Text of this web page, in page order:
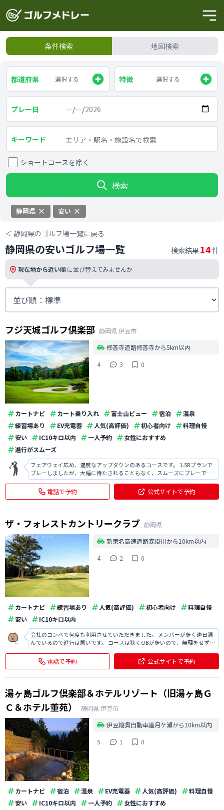
条件検索 地図検索
都道府県 選択する 特徴 選択する
プレー日
キーワード
ショートコースを除く
検索
静岡県 安い
＜ 静岡県のゴルフ場一覧に戻る
静岡県の安いゴルフ場一覧 検索結果 14件
現在地から近い順に並び替えてみませんか
フジ天城ゴルフ倶楽部 静岡県伊豆市
修善寺道路修善寺から5km以内
4
3 0
カートナビ カート乗り入れ 富士山ビュー 宿泊
温泉
練習場あり
EV充電器 人気(高評価) 初心者向け
料理自慢
安い
IC10キロ以内 一人予約
女性におすすめ
進行がスムーズ
フェアウェイ広め、適度なアップダウンのあるコースです。 1.5Rプランで
プレーしましたが、大幅に待たされることもなく、スムーズにプレーでき
ました。 フェアウェイも適度に広く、安心してプレーできる良いゴルフ場
だと思います。 料金もお手頃なので、オススメです。 またプレー後の温泉
も疲れが取れて良かったの
電話で予約 公式サイトで予約
ザ・フォレストカントリークラブ 静岡県
新東名高速道路森掛川から10km以内
4
2 0
カートナビ 練習場あり 人気(高評価) 初心者向け
料理自慢
安い
IC10キロ以内
会社のコンペで何度も利用させていただきました。 メンバーが多く連日混
んでいるので進行は悪いです。 コースは狭くOBが多いので、無理をせず短
い番手で刻んだほうがスコアになります。 スタッフの方々の接客が明るく
気持ちがいいです。 お昼ご飯は坦々麺がおすすめです。
電話で予約 公式サイトで予約
湯ヶ島ゴルフ倶楽部＆ホテルリゾート（旧湯ヶ島Ｇ
Ｃ＆ホテル董苑）
静岡県伊豆市
伊豆縦貫自動車道月ケ瀬から10km以内
5
1 0
カートナビ 宿泊 温泉 EV充電器 人気(高評価)
料理自慢
安い
IC10キロ以内 一人予約
女性におすすめ